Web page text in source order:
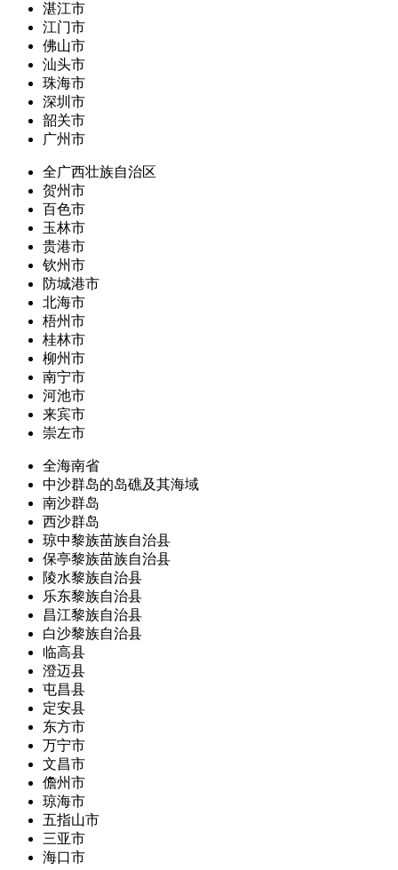
湛江市
江门市
佛山市
汕头市
珠海市
深圳市
韶关市
广州市
全广西壮族自治区
贺州市
百色市
玉林市
贵港市
钦州市
防城港市
北海市
梧州市
桂林市
柳州市
南宁市
河池市
来宾市
崇左市
全海南省
中沙群岛的岛礁及其海域
南沙群岛
西沙群岛
琼中黎族苗族自治县
保亭黎族苗族自治县
陵水黎族自治县
乐东黎族自治县
昌江黎族自治县
白沙黎族自治县
临高县
澄迈县
屯昌县
定安县
东方市
万宁市
文昌市
儋州市
琼海市
五指山市
三亚市
海口市